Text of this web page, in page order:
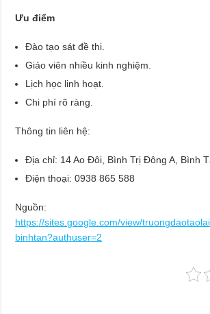
Ưu điểm
Đào tạo sát đề thi.
Giáo viên nhiều kinh nghiệm.
Lịch học linh hoạt.
Chi phí rõ ràng.
Thông tin liên hệ:
Địa chỉ: 14 Ao Đôi, Bình Trị Đông A, Bình
Điện thoại: 0938 865 588
Nguồn:
https://sites.google.com/view/
binhtan?authuser=2